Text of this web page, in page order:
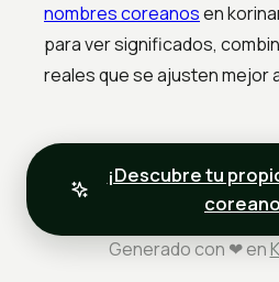
nombres coreanosen
para ver significados,
reales que se ajusten mejor
¡Descubre tu
Generado con ❤ en